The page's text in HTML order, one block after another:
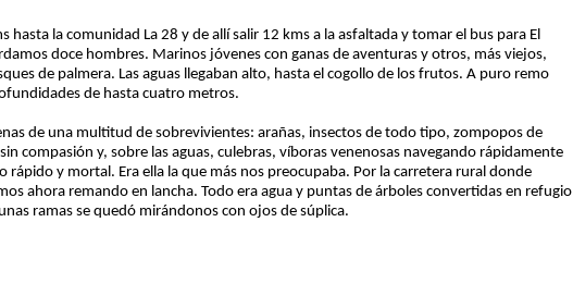
la comunidad La 28 y de allí salir 12 kms a la asfaltada y tomar el bus para El
doce hombres. Marinos jóvenes con ganas de aventuras y otros, más viejos,
de palmera. Las aguas llegaban alto, hasta el cogollo de los frutos. A puro remo
de hasta cuatro metros.
de una multitud de sobrevivientes: arañas, insectos de todo tipo, zompopos de
compasión y, sobre las aguas, culebras, víboras venenosas navegando rápidamente
rápido y mortal. Era ella la que más nos preocupaba. Por la carretera rural donde
ahora remando en lancha. Todo era agua y puntas de árboles convertidas en refugio
ramas se quedó mirándonos con ojos de súplica.